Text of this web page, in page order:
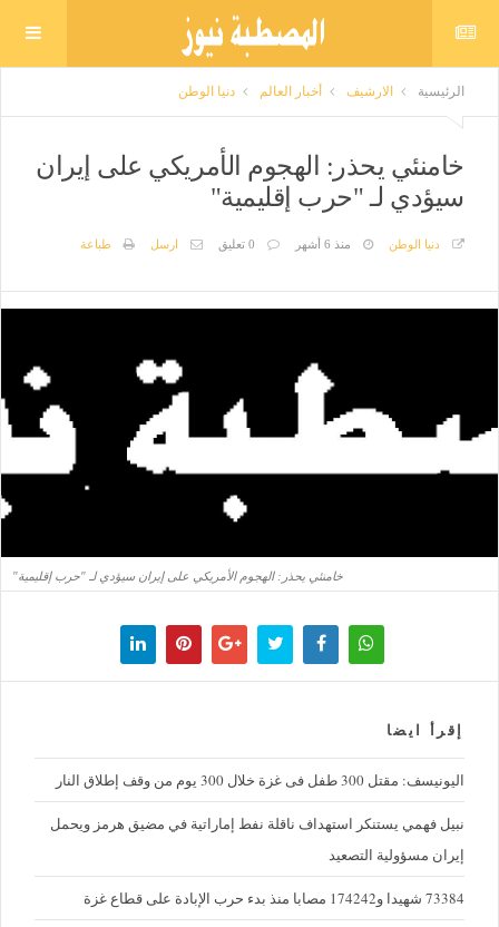
الرئيسية الارشيف أخبار العالم دنيا الوطن
خامنئي يحذر: الهجوم الأمريكي على إيران
سيؤدي لـ "حرب إقليمية"
دنيا الوطن منذ 6 أشهر 0 تعليق ارسل طباعة
خامنئي يحذر: الهجوم الأمريكي على إيران سيؤدي لـ "حرب إقليمية"
إقرأ ايضا
اليونيسف: مقتل 300 طفل فى غزة خلال 300 يوم من وقف إطلاق النار
نبيل فهمي يستنكر استهداف ناقلة نفط إماراتية في مضيق هرمز ويحمل
إيران مسؤولية التصعيد
73384 شهيدا و174242 مصابا منذ بدء حرب الإبادة على قطاع غزة